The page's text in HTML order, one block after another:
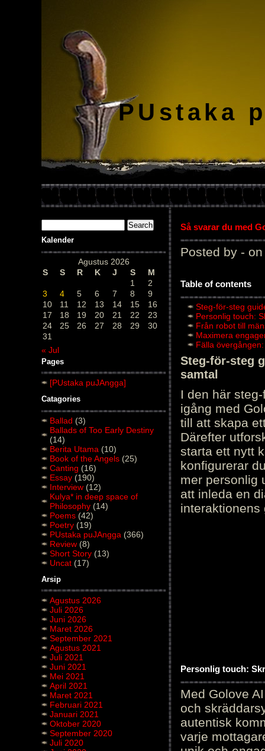
PUstaka
Kalender
Agustus 2026
S
S R K J S
M
1
2
3
4 5 6 7 8
9
10
11 12 13 14 15
16
17
18 19 20 21 22
23
24
25 26 27 28 29
30
31
« Jul
Pages
[PUstaka puJAngga]
Catagories
Ballad (3)
Ballads of Too Early Destiny
(14)
Berita Utama (10)
Book of the Angels (25)
Canting (16)
Essay (190)
Interview (12)
Kulya* in deep space of
Philosophy (14)
Poems (42)
Poetry (19)
PUstaka puJAngga (366)
Review (8)
Short Story (13)
Uncat (17)
Arsip
Agustus 2026
Juli 2026
Juni 2026
Maret 2026
September 2021
Agustus 2021
Juli 2021
Juni 2021
Mei 2021
April 2021
Maret 2021
Februari 2021
Januari 2021
Oktober 2020
September 2020
Juli 2020
Så svarar du med
Posted by - on
Table of contents
Steg-för-steg
Personlig touch:
Från robot till
Maximera
Fälla
Steg-för-steg
samtal
I den här
igång med
till att skapa
Därefter
starta ett nytt
konfigurerar
mer personlig
att inleda en
interaktionens
Personlig touch:
Med Golove
och
autentisk
varje